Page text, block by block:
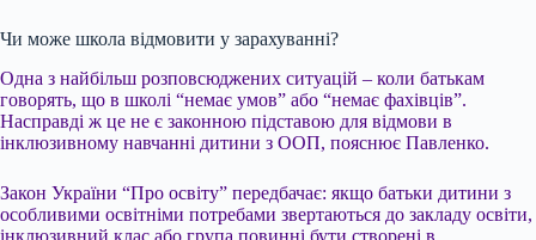
Чи може школа відмовити у зарахуванні?
Одна з найбільш розповсюджених ситуацій – коли батькам
говорять, що в школі “немає умов” або “немає фахівців”.
Насправді ж це не є законною підставою для відмови в
інклюзивному навчанні дитини з ООП, пояснює Павленко.
Закон України “Про освіту” передбачає: якщо батьки дитини з
особливими освітніми потребами звертаються до закладу освіти,
інклюзивний клас або група повинні бути створені в